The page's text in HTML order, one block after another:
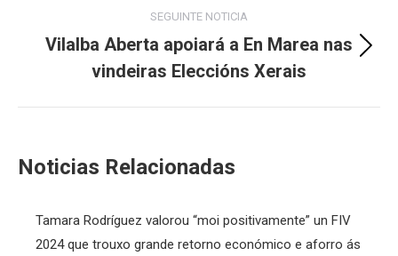
SEGUINTE NOTICIA
Next
post:
Vilalba Aberta apoiará a En Marea nas
vindeiras Eleccións Xerais
Noticias Relacionadas
Tamara Rodríguez valorou “moi positivamente” un FIV
2024 que trouxo grande retorno económico e aforro ás